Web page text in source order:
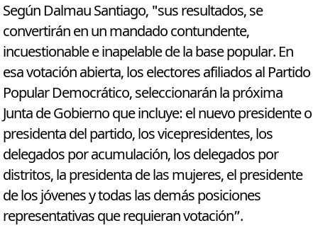
Según Dalmau Santiago, "sus resultados, se
convertirán en un mandado contundente,
incuestionable e inapelable de la base popular. En
esa votación abierta, los electores afiliados al Partido
Popular Democrático, seleccionarán la próxima
Junta de Gobierno que incluye: el nuevo presidente o
presidenta del partido, los vicepresidentes, los
delegados por acumulación, los delegados por
distritos, la presidenta de las mujeres, el presidente
de los jóvenes y todas las demás posiciones
representativas que requieran votación”.